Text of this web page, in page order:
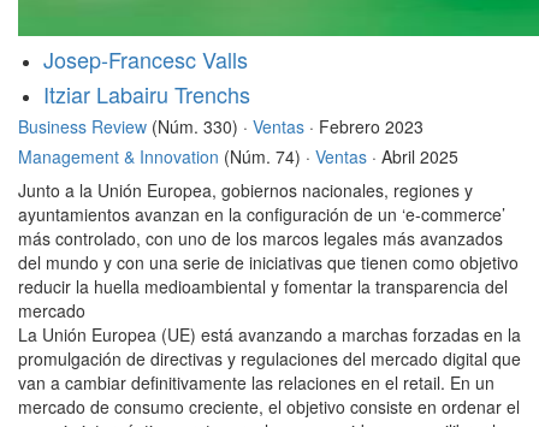
Josep-Francesc Valls
Itziar Labairu Trenchs
Business Review (Núm. 330) · Ventas · Febrero 2023
Management & Innovation (Núm. 74) · Ventas · Abril 2025
Junto a la Unión Europea, gobiernos nacionales, regiones y
ayuntamientos avanzan en la configuración de un ‘e-commerce’
más controlado, con uno de los marcos legales más avanzados
del mundo y con una serie de iniciativas que tienen como objetivo
reducir la huella medioambiental y fomentar la transparencia del
mercado
La Unión Europea (UE) está avanzando a marchas forzadas en la
promulgación de directivas y regulaciones del mercado digital que
van a cambiar definitivamente las relaciones en el retail. En un
mercado de consumo creciente, el objetivo consiste en ordenar el